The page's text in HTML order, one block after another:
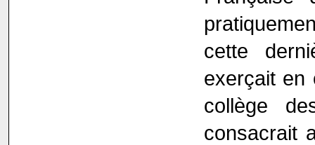
cette
exerçait en
collège
consacrait